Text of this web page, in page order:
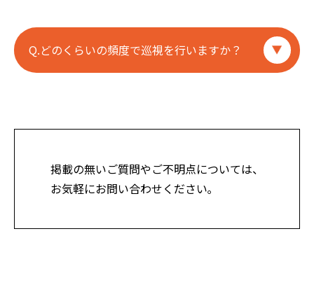
の実施も可能ですが、すでに実施済みでの場合でも高
ストレス者や面談希望者への産業医面談、産業医意見
書のご提出、その後のフォローもお引き受け可能で
Q.どのくらいの頻度で巡視を行いますか？
基本は1～2か月に1回のペースで巡視させて頂きま
掲載の無いご質問やご不明点については、
お気軽にお問い合わせください｡